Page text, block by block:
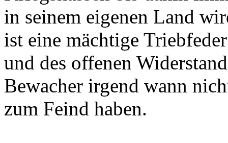
in seinem eigenen Land
ist eine mächtige
und des offenen
Bewacher irgend wann
zum Feind haben.